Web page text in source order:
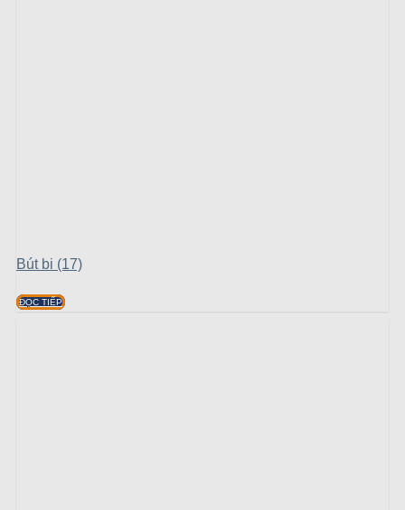
Bút bi (17)
ĐỌC TIẾP